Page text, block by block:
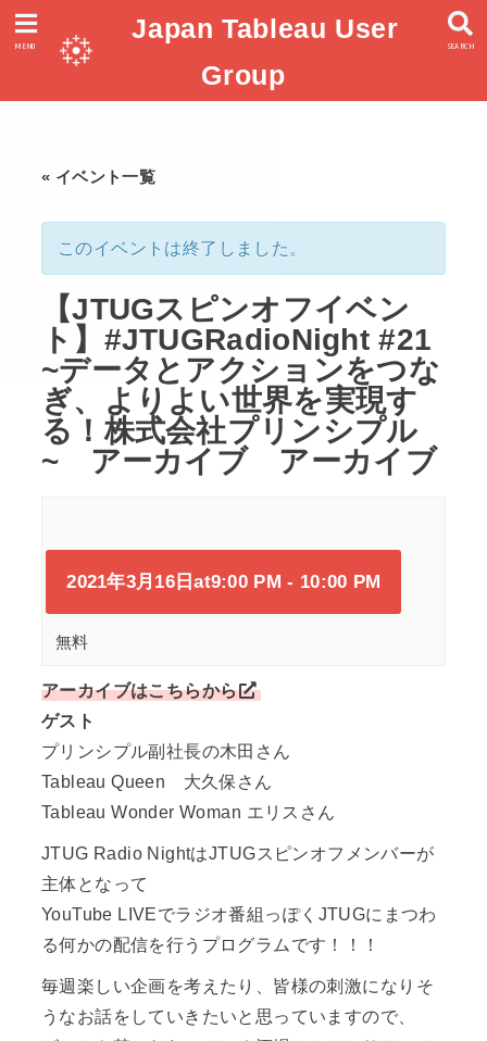
Japan Tableau User
Group
SEARCH
MENU
« イベント一覧
このイベントは終了しました。
【JTUGスピンオフイベン
ト】#JTUGRadioNight​ #21
~データとアクションをつな
ぎ、よりよい世界を実現す
る！株式会社プリンシプル
~ アーカイブ アーカイブ
2021年3月16日at9:00 PM - 10:00 PM
無料
アーカイブはこちらから
ゲスト
プリンシプル副社長の木田さん
Tableau Queen 大久保さん
Tableau Wonder Woman エリスさん
JTUG Radio NightはJTUGスピンオフメンバーが
主体となって
YouTube LIVEでラジオ番組っぽくJTUGにまつわ
る何かの配信を行うプログラムです！！！
毎週楽しい企画を考えたり、皆様の刺激になりそ
うなお話をしていきたいと思っていますので、